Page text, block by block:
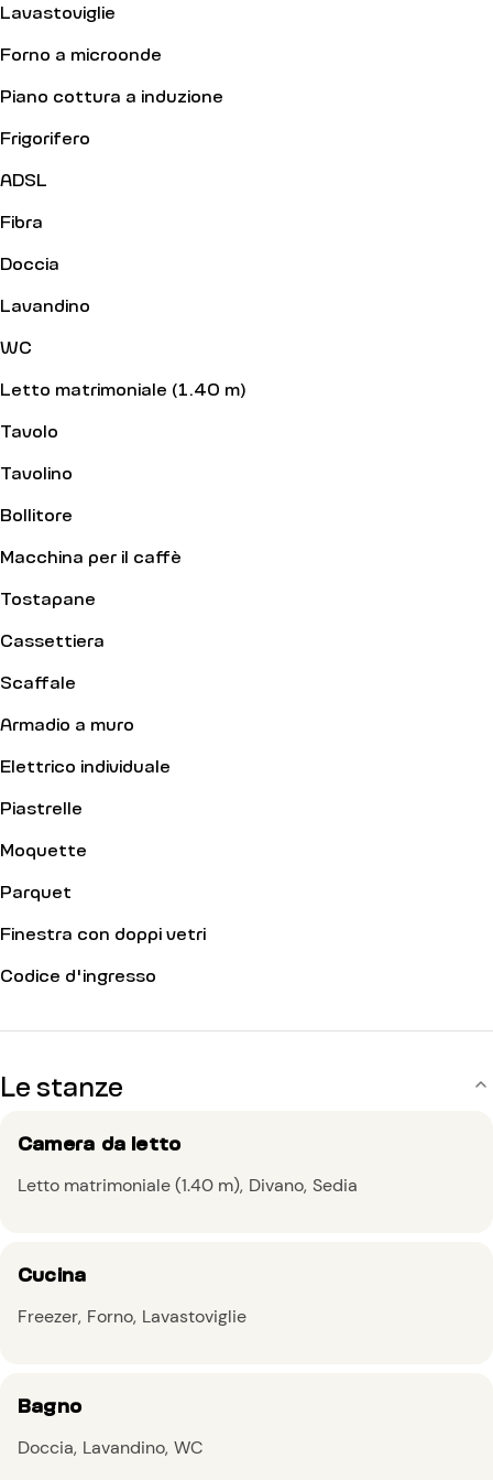
Lavastoviglie
Forno a microonde
Piano cottura a induzione
Frigorifero
ADSL
Fibra
Doccia
Lavandino
WC
Letto matrimoniale (1.40 m)
Tavolo
Tavolino
Bollitore
Macchina per il caffè
Tostapane
Cassettiera
Scaffale
Armadio a muro
Elettrico individuale
Piastrelle
Moquette
Parquet
Finestra con doppi vetri
Codice d'ingresso
Le stanze
Camera da letto
Letto matrimoniale (1.40 m) Divano Sedia
Cucina
Freezer Forno Lavastoviglie
Bagno
Doccia Lavandino WC